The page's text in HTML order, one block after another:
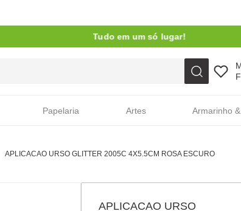
Tudo em um só lugar!
Papelaria Artes Armarinho
APLICACAO URSO GLITTER 2005C 4X5.5CM ROSA ESCURO
APLICACAO URSO